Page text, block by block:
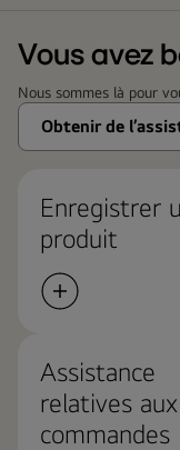
Vous avez
Nous sommes là pour
Obtenir de
Enregistrer
produit
Assistance
relatives aux
commandes